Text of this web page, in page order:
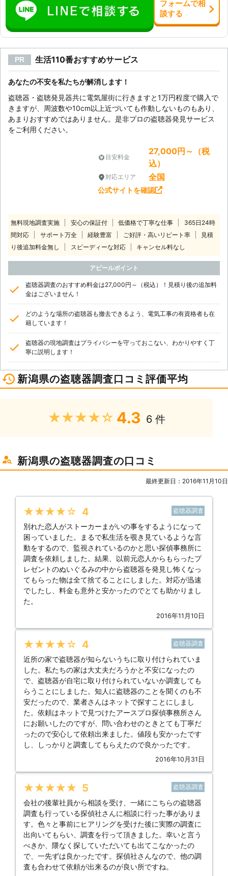
フォームで相
談する
PR 生活110番おすすめサービス
あなたの不安を私たちが解消します！
盗聴器・盗聴発見器共に電気屋街に行きますと1万円程度で購入で
きますが、周波数や10cm以上近づいても作動しないものもあり、
あまりおすすめではありません。是非プロの盗聴器発見サービス
をご利用ください。
目安料金
27,000円～（税
込）
対応エリア 全国
公式サイトを確認
無料現地調査実施 安心の保証付 低価格で丁寧な仕事
365日24時
間対応
サポート万全 経験豊富 ご好評・高いリピート率
見積
り後追加料金無し
スピーディーな対応 キャンセル料なし
アピールポイント
盗聴器調査のおすすめ料金は27,000円～（税込）！見積り後の追加料
金はございません！
どのような場所の盗聴器も撤去できるよう、電気工事の有資格者も在
籍しています！
盗聴器の現地調査はプライバシーを守っておこない、わかりやすく丁
寧に説明します！
新潟県の盗聴器調査口コミ評価平均
★★★★★ 4.3 6 件
新潟県の盗聴器調査の口コミ
最終更新日：2016年11月10日
★★★★★ 4 盗聴器調査
別れた恋人がストーカーまがいの事をするようになって
困っていました。まるで私生活を覗き見ているような言
動をするので、監視されているのかと思い探偵事務所に
調査を依頼しました。結果、以前元恋人からもらったプ
レゼントのぬいぐるみの中から盗聴器を発見し怖くなっ
てもらった物は全て捨てることにしました。対応が迅速
でしたし、料金も意外と安かったのでとても助かりまし
た。
2016年11月10日
★★★★★ 4 盗聴器調査
近所の家で盗聴器が知らないうちに取り付けられていま
した。私たちの家は大丈夫だろうかと不安になったの
で、盗聴器が自宅に取り付けられていないか調査しても
らうことにしました。知人に盗聴器のことを聞くのも不
安だったので、業者さんはネットで探すことにしまし
た。依頼はネットで見つけたアースプロ探偵事務所さん
にお願いしたのですが、問い合わせのときとても丁寧だ
ったので安心して依頼出来ました。値段も安かったです
し、しっかりと調査してもらえたので良かったです。
2016年10月31日
★★★★★ 5 盗聴器調査
会社の後輩社員から相談を受け、一緒にこちらの盗聴器
調査も行っている探偵社さんに相談に行った事がありま
す。色々と事前にヒアリングを受けた後に実際の調査に
出向いてもらい、調査を行って頂きました。幸いと言う
べきか、隈なく探していただいても出てこなかったの
で、一先ずは良かったです。探偵社さんなので、他の調
査も合わせて依頼が出来るのが良い所ですね。